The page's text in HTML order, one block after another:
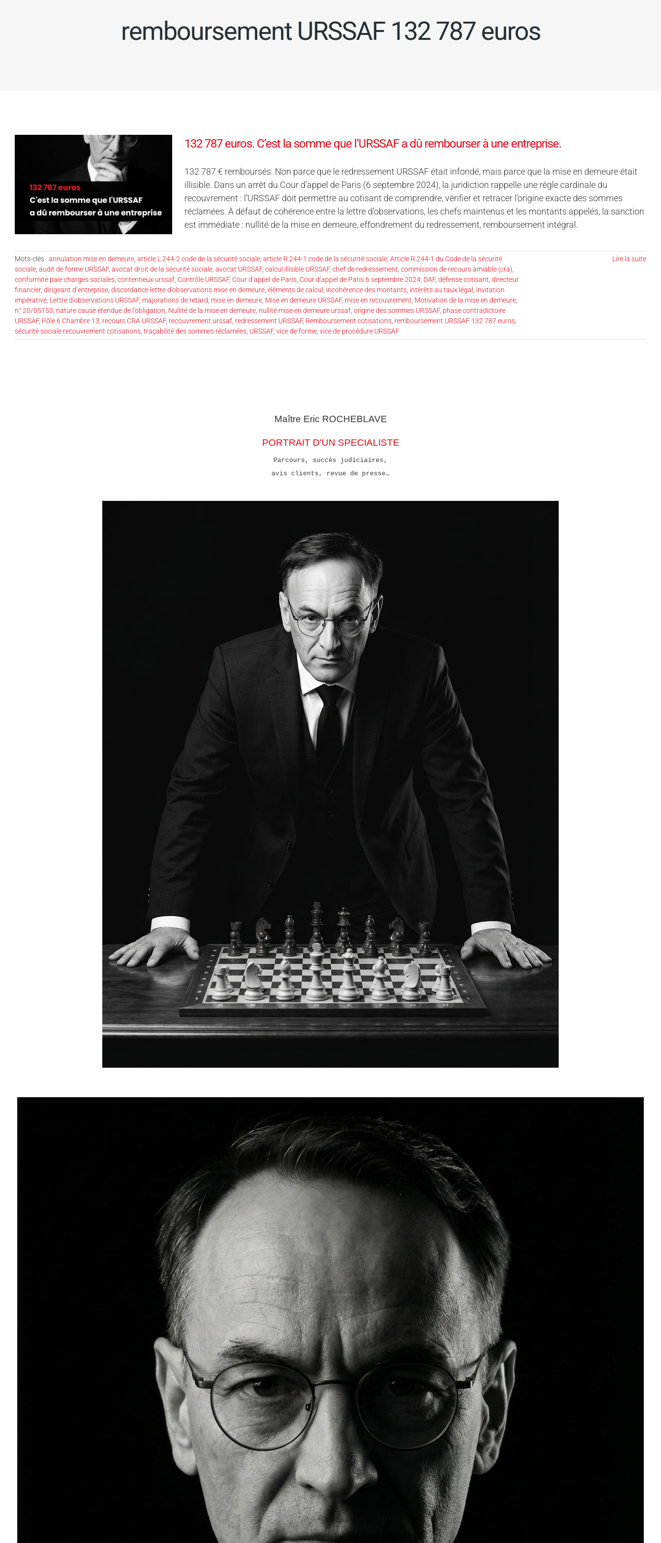
remboursement URSSAF 132 787 euros
132 787 euros. C’est la somme que l’URSSAF a dû rembourser à une entreprise.
132 787 € remboursés. Non parce que le redressement URSSAF était infondé, mais parce que la mise en demeure était
illisible. Dans un arrêt du Cour d'appel de Paris (6 septembre 2024), la juridiction rappelle une règle cardinale du
recouvrement : l’URSSAF doit permettre au cotisant de comprendre, vérifier et retracer l’origine exacte des sommes
réclamées. À défaut de cohérence entre la lettre d’observations, les chefs maintenus et les montants appelés, la sanction
est immédiate : nullité de la mise en demeure, effondrement du redressement, remboursement intégral.
Mots-clés : annulation mise en demeure article L.244-2 code de la sécurité sociale article R.244-1 code de la sécurité sociale Article R.244-1 du Code de la sécurité
sociale audit de forme URSSAF, avocat droit de la sécurité sociale avocat URSSAF, calcul illisible URSSAF, chef de redressement commission de recours amiable (cra)
conformité paie charges sociales contentieux urssaf Contrôle URSSAF, Cour d’appel de Paris Cour d’appel de Paris 6 septembre 2024 DAF, défense cotisant directeur
financier, dirigeant d’entreprise discordance lettre d’observations mise en demeure éléments de calcul incohérence des montants intérêts au taux légal invitation
impérative Lettre d'observations URSSAF, majorations de retard mise en demeure Mise en demeure URSSAF, mise en recouvrement Motivation de la mise en demeure
n° 20/05153 nature cause étendue de l’obligation Nullité de la mise en demeure nullité mise en demeure urssaf origine des sommes URSSAF, phase contradictoire
URSSAF, Pôle 6 Chambre 13 recours CRA URSSAF, recouvrement urssaf redressement URSSAF, Remboursement cotisations remboursement URSSAF 132 787 euros
sécurité sociale recouvrement cotisations traçabilité des sommes réclamées URSSAF, vice de forme vice de procédure URSSAF
Lire la suite
Maître Eric ROCHEBLAVE
PORTRAIT D'UN SPECIALISTE
Parcours, succès judiciaires,
avis clients, revue de presse…